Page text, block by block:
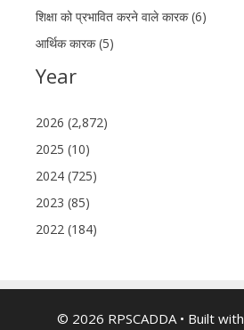
शिक्षा को प्रभावित करने वाले कारक (6)
आर्थिक कारक (5)
Year
2026 (2,872)
2025 (10)
2024 (725)
2023 (85)
2022 (184)
© 2026 RPSCADDA• Built with